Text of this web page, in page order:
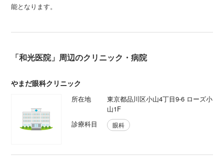
能となります。
「和光医院」周辺のクリニック・病院
やまだ眼科クリニック
所在地
東京都品川区小山4丁目9-6 ローズ小
山1F
診療科目
眼科